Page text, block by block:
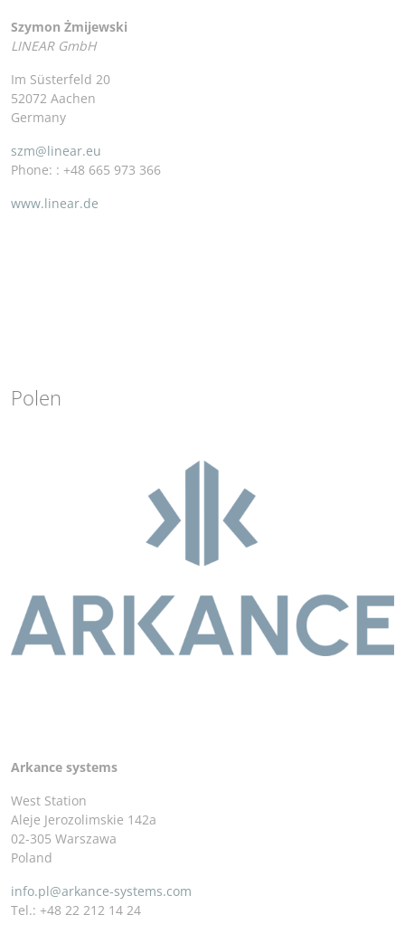
Szymon Żmijewski
LINEAR GmbH
Im Süsterfeld 20
52072 Aachen
Germany
szm@linear.eu
Phone: : +48 665 973 366
www.linear.de
Polen
Arkance systems
West Station
Aleje Jerozolimskie 142a
02-305 Warszawa
Poland
info.pl@arkance-systems.com
Tel.: +48 22 212 14 24